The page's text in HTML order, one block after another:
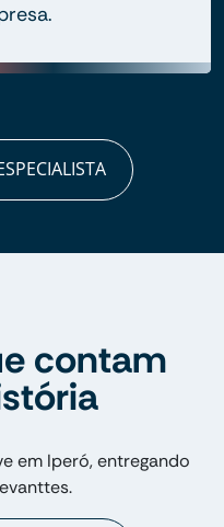
contam
em Iperó, entregando